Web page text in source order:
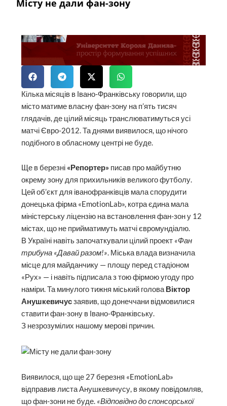
Місту не дали фан-зону
Кілька місяців в Івано-Франківську говорили, що
місто матиме власну фан-зону на п’ять тисяч
глядачів, де цілий місяць транслюватимуться усі
матчі Євро-2012. Та днями виявилося, що нічого
подібного в обласному центрі не буде.
Ще в березні «Репортер» писав про майбутню
окрему зону для прихильників великого футболу.
Цей об’єкт для іванофранківців мала спорудити
донецька фірма «EmotionLab», котра єдина мала
міністерську ліцензію на встановлення фан-зон у 12
містах, що не прийматимуть матчі євромундіалю.
В Україні навіть започаткували цілий проект «Фан
трибуна «Давай разом!». Міська влада визначила
місце для майданчику — площу перед стадіоном
«Рух» — і навіть підписала з тою фірмою угоду про
наміри. Та минулого тижня міський голова Віктор
Анушкевичусзаявив, що донеччани відмовилися
ставити фан-зону в Івано-Франківську.
З незрозумілих нашому мерові причин.
Виявилося, що ще 27 березня «EmotionLab»
відправив листа Анушкевичусу, в якому повідом­ляв,
що фан-зони не буде. «Відповідно до спонсорської